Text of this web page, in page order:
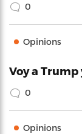
0
Opinions
Voy a
0
Opinions